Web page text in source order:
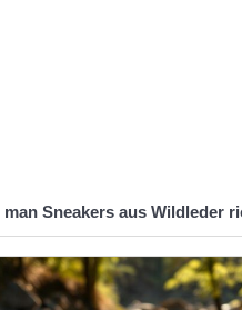
Sneakers aus Wildleder